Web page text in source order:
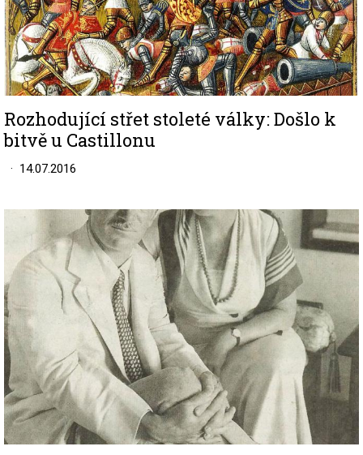
Rozhodující střet stoleté války: Došlo k
bitvě u Castillonu
14.07.2016
Image